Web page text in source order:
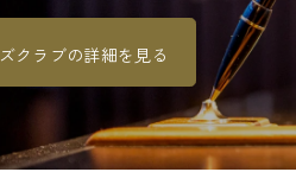
クラブの詳細を見る